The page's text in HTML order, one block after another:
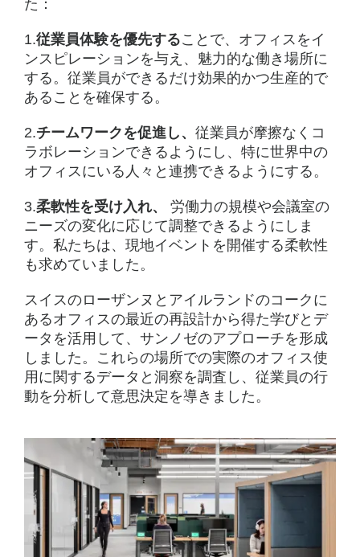
た：
1.従業員体験を優先することで、オフィスをイ
ンスピレーションを与え、魅力的な働き場所に
する。従業員ができるだけ効果的かつ生産的で
あることを確保する。
2.チームワークを促進し、 従業員が摩擦なくコ
ラボレーションできるようにし、特に世界中の
オフィスにいる人々と連携できるようにする。
3.柔軟性を受け入れ、
労働力の規模や会議室の
ニーズの変化に応じて調整できるようにしま
す。私たちは、現地イベントを開催する柔軟性
も求めていました。
スイスのローザンヌとアイルランドのコークに
あるオフィスの最近の再設計から得た学びとデ
ータを活用して、サンノゼのアプローチを形成
しました。これらの場所での実際のオフィス使
用に関するデータと洞察を調査し、従業員の行
動を分析して意思決定を導きました。